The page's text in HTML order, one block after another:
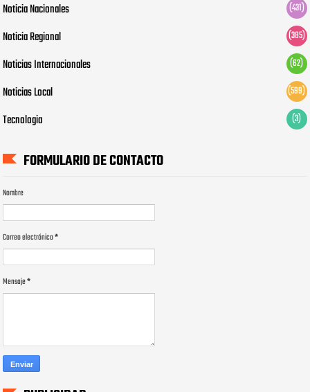
Noticia Nacionales (431)
Noticia Regional (385)
Noticias Internacionales (62)
Noticias Local (599)
Tecnologia (3)
FORMULARIO DE CONTACTO
Nombre
Correo electrónico*
Mensaje*